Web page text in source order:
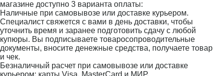
магазине доступно 3 варианта оплаты:
Наличные при самовывозе или доставке курьером.
Специалист свяжется с вами в день доставки, чтобы
уточнить время и заранее подготовить сдачу с любой
купюры. Вы подписываете товаросопроводительные
документы, вносите денежные средства, получаете товар
и чек.
Безналичный расчет при самовывозе или доставке
курьером: карты Visa, MasterCard и МИР.